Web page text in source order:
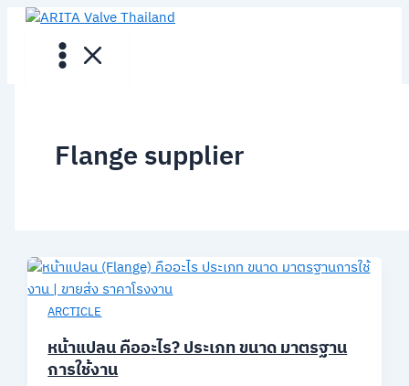
Skip
Flange supplier
ARCTICLE
หน้าแปลน คืออะไร? ประเภท ขนาด มาตรฐาน
การใช้งาน